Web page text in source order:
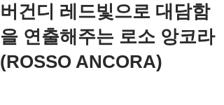
버건디 레드빛으로 대담함
을 연출해주는 로소 앙코라
(ROSSO ANCORA)